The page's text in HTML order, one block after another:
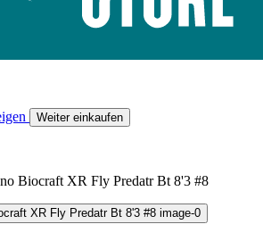
Weiter einkaufen
Biocraft XR Fly Predatr Bt 8'3 #8